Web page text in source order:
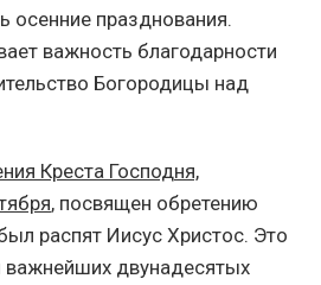
осенние празднования.
важность благодарности
Богородицы над
Креста Господня,
, посвящен обретению
распят Иисус Христос. Это
важнейших двунадесятых